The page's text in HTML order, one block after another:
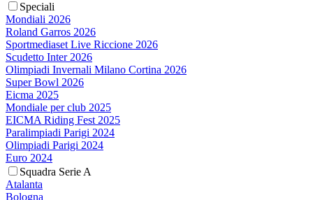
Speciali
Mondiali 2026
Roland Garros 2026
Sportmediaset Live Riccione 2026
Scudetto Inter 2026
Olimpiadi Invernali Milano Cortina 2026
Super Bowl 2026
Eicma 2025
Mondiale per club 2025
EICMA Riding Fest 2025
Paralimpiadi Parigi 2024
Olimpiadi Parigi 2024
Euro 2024
Squadra Serie A
Atalanta
Bologna